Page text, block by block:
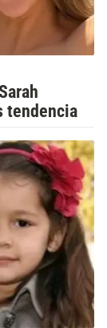
tendencia